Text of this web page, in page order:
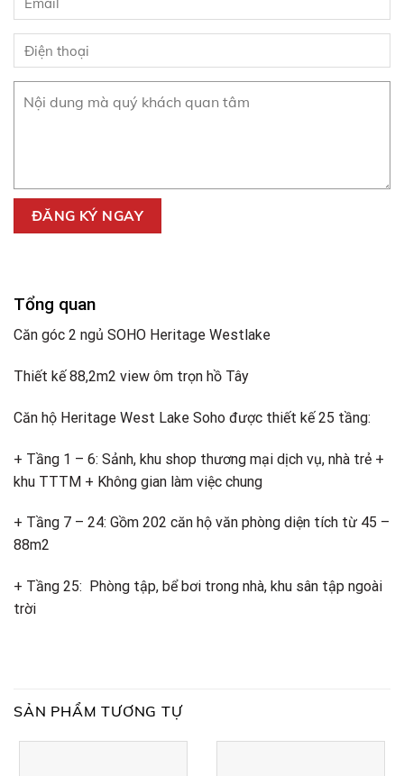
Tổng quan
Căn góc 2 ngủ SOHO Heritage Westlake
Thiết kế 88,2m2 view ôm trọn hồ Tây
Căn hộ Heritage West Lake Soho được thiết kế 25 tầng:
+ Tầng 1 – 6: Sảnh, khu shop thương mại dịch vụ, nhà trẻ +
khu TTTM + Không gian làm việc chung
+ Tầng 7 – 24: Gồm 202 căn hộ văn phòng diện tích từ 45 –
88m2
+ Tầng 25: Phòng tập, bể bơi trong nhà, khu sân tập ngoài
trời
SẢN PHẨM TƯƠNG TỰ